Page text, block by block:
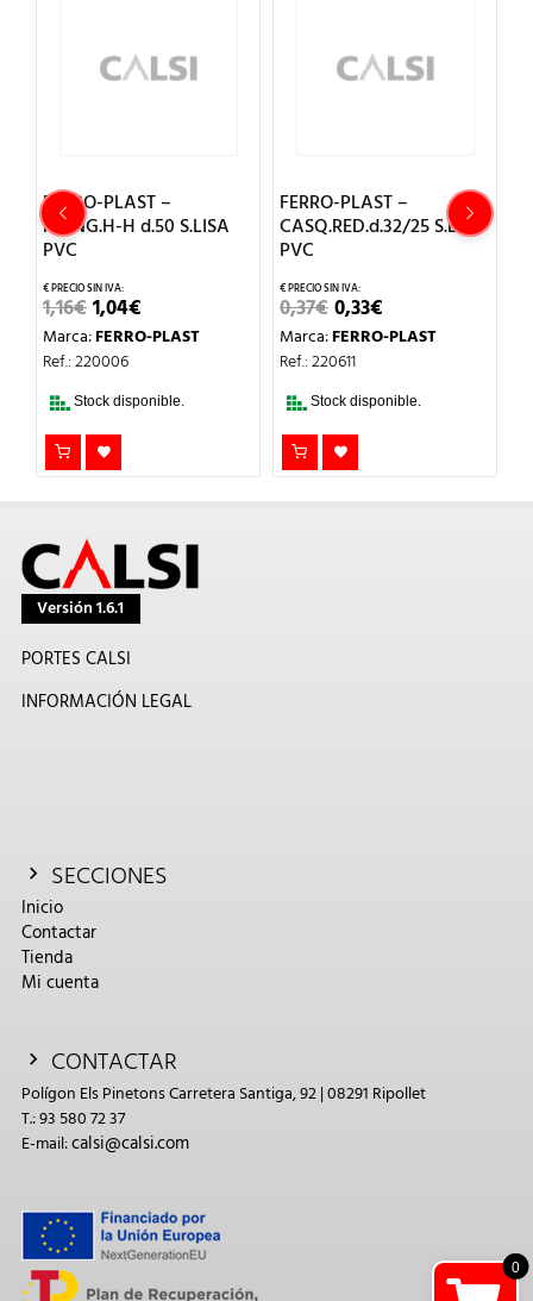
FERRO-PLAST –
MANG.H-H d.50 S.LISA
PVC
1,16€EL
PRECIO
ORIGINAL
ERA:
1,04€PRECIO
ACTUAL
Marca:FERRO-PLAST
Ref.: 220006
Stock disponible.
FERRO-PLAST –
CASQ.RED.d.32/25 S.LISA
PVC
0,37€EL
PRECIO
ORIGINAL
ERA:
0,33€PRECIO
ACTUAL
Marca:FERRO-PLAST
Ref.: 220611
Stock disponible.
Versión 1.6.1
PORTES CALSI
INFORMACIÓN LEGAL
SECCIONES
Inicio
Contactar
Tienda
Mi cuenta
CONTACTAR
Polígon Els Pinetons Carretera Santiga, 92 | 08291 Ripollet
T.: 93 580 72 37
E-mail:calsi@calsi.com
0